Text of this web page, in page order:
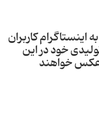
اینستاگرام کاربران
خود در این
خواهند